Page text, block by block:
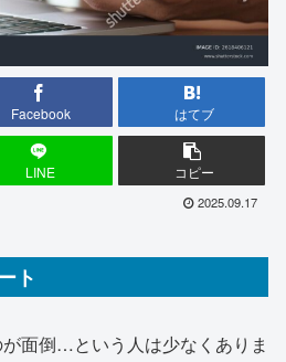
Facebook はてブ
LINE コピー
2025.09.17
ト
面倒…という人は少なくありま